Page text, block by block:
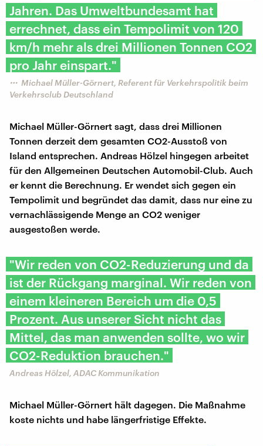
Jahren. Das Umweltbundesamt hat
errechnet, dass ein Tempolimit von 120
km/h mehr als drei Millionen Tonnen CO2
pro Jahr einspart."
Michael Müller-Görnert, Referent für Verkehrspolitik beim
Verkehrsclub Deutschland
Michael Müller-Görnert sagt, dass drei Millionen
Tonnen derzeit dem gesamten CO2-Ausstoß von
Island entsprechen. Andreas Hölzel hingegen arbeitet
für den Allgemeinen Deutschen Automobil-Club. Auch
er kennt die Berechnung. Er wendet sich gegen ein
Tempolimit und begründet das damit, dass nur eine zu
vernachlässigende Menge an CO2 weniger
ausgestoßen werde.
"Wir reden von CO2-Reduzierung und da
ist der Rückgang marginal. Wir reden von
einem kleineren Bereich um die 0,5
Prozent. Aus unserer Sicht nicht das
Mittel, das man anwenden sollte, wo wir
CO2-Reduktion brauchen."
Andreas Hölzel, ADAC Kommunikation
Michael Müller-Görnert hält dagegen. Die Maßnahme
koste nichts und habe längerfristige Effekte.